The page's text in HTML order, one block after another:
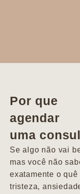
Por que
agendar
uma
Se algo não vai
mas você não
exatamente o quê
tristeza,